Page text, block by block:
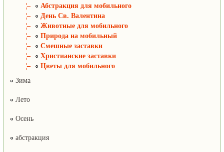
¦–
Абстракция для мобильного
¦–
День Св. Валентина
¦–
Животные для мобильного
¦–
Природа на мобильный
¦–
Смешные заставки
¦–
Христианские заставки
¦–
Цветы для мобильного
Зима
Лето
Осень
абстракция